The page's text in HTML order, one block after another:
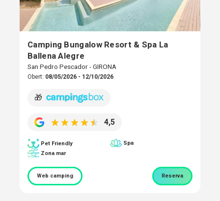
Camping Bungalow Resort & Spa La
Ballena Alegre
San Pedro Pescador - GIRONA
Obert: 08/05/2026 - 12/10/2026
🎁
4,5
Pet Friendly
Spa
Zona mar
Web camping Reserva